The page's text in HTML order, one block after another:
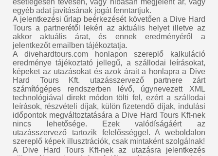
esetlegesen tévesen, vagy hibásan megjelent ár, vagy
egyéb adat javításának jogát fenntartjuk.
A jelentkezési űrlap beérkezését követően a Dive Hard
Tours a partnerétől lekéri az aktuális helyet illetve az
akkor aktuális árat, és ennek eredményéről a
jelentkezőt emailben tájékoztatja.
A divehardtours.com honlapon szereplő kalkuláció
eredménye tájékoztató jellegű, a szállodai leírásokat,
képeket az utazásokat és azok árait a honlapra a Dive
Hard Tours Kft. utazásszervező partnere zárt
számítógépes rendszerben lévő, úgynevezett XML
technológiával direkt módon tölti fel, ezért a szállodai
leírások, részvételi díjak, külön fizetendő díjak, indulási
időpontok megváltoztatására a Dive Hard Tours Kft-nek
nincs lehetősége. Ezek valódíságáért az
utazásszervező tartozik felelősséggel. A weboldalon
szereplő képek illusztrációk, csak mintaként szolgálnak!
A Dive Hard Tours Kft-nek az utazásra jelentkezés